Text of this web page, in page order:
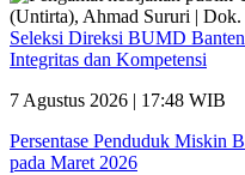
Seleksi Direksi BUMD
Integritas dan Kompetensi
7 Agustus 2026 | 17:48 WIB
Persentase Penduduk Miskin
pada Maret 2026